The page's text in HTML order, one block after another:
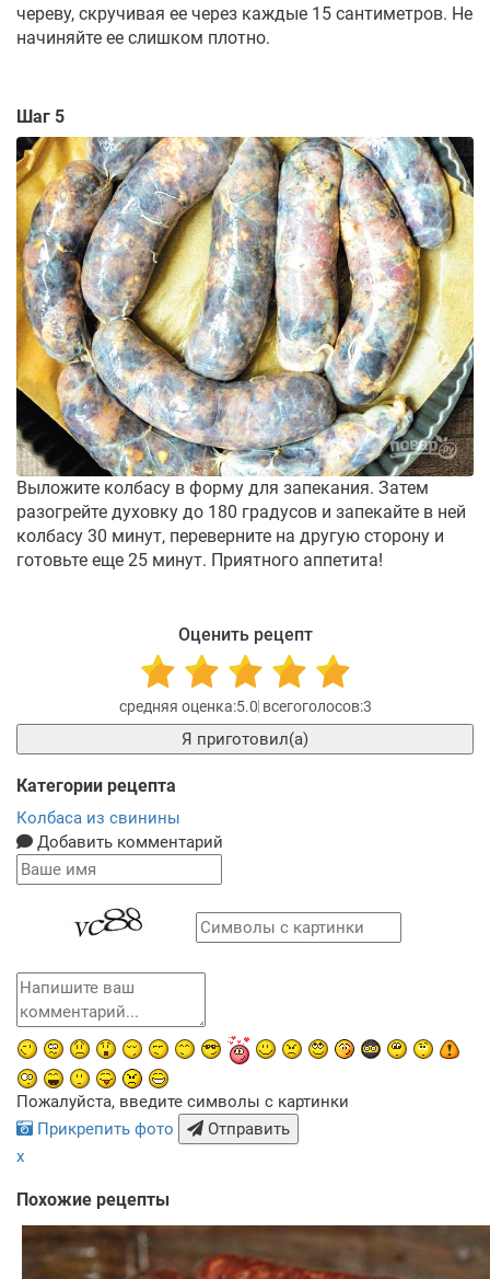
череву, скручивая ее через каждые 15 сантиметров. Не
начиняйте ее слишком плотно.
Шаг 5
Выложите колбасу в форму для запекания. Затем
разогрейте духовку до 180 градусов и запекайте в ней
колбасу 30 минут, переверните на другую сторону и
готовьте еще 25 минут. Приятного аппетита!
Оценить рецепт
5.0 3
Я приготовил(а)
Категории рецепта
Колбаса из свинины
Добавить комментарий
Пожалуйста, введите символы с картинки
Прикрепить фото
Отправить
x
Похожие рецепты